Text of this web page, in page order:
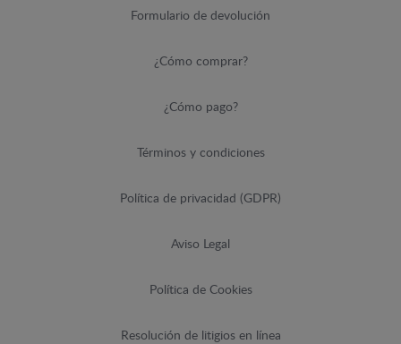
Formulario de devolución
¿Cómo comprar?
¿Cómo pago?
Términos y condiciones
Política de privacidad (GDPR)
Aviso Legal
Política de Cookies
Resolución de litigios en línea